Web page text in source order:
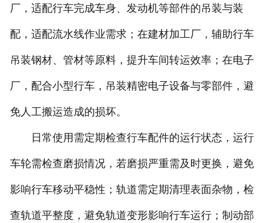
厂，适配行车完成车身、发动机等部件的吊装与装
配，适配流水线作业需求；在建材加工厂，辅助行车
吊装钢材、管材等原料，提升车间转运效率；在电子
厂，配合小型行车，吊装精密电子设备与零部件，避
免人工搬运造成的损坏。
日常使用需定期检查行车配件的运行状态，运行
车轮需检查磨损情况，若磨损严重需及时更换，避免
影响行车移动平稳性；轨道需定期清理表面杂物，检
查轨道平整度，避免轨道变形影响行车运行；制动部